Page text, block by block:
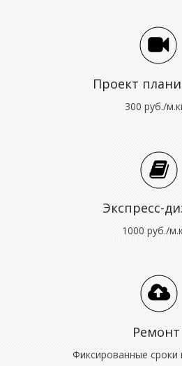
Проект
300 руб./
Экспресс-
1000 руб./
Ремонт
Фиксированные сроки